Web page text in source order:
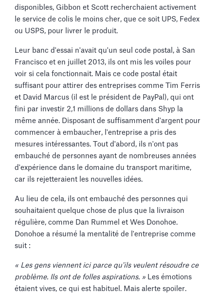
disponibles, Gibbon et Scott recherchaient activement
le service de colis le moins cher, que ce soit UPS, Fedex
ou USPS, pour livrer le produit.
Leur banc d'essai n'avait qu'un seul code postal, à San
Francisco et en juillet 2013, ils ont mis les voiles pour
voir si cela fonctionnait. Mais ce code postal était
suffisant pour attirer des entreprises comme Tim Ferris
et David Marcus (il est le président de PayPal), qui ont
fini par investir 2,1 millions de dollars dans Shyp la
même année. Disposant de suffisamment d'argent pour
commencer à embaucher, l'entreprise a pris des
mesures intéressantes. Tout d'abord, ils n'ont pas
embauché de personnes ayant de nombreuses années
d'expérience dans le domaine du transport maritime,
car ils rejetteraient les nouvelles idées.
Au lieu de cela, ils ont embauché des personnes qui
souhaitaient quelque chose de plus que la livraison
régulière, comme Dan Rummel et Wes Donohoe.
Donohoe a résumé la mentalité de l'entreprise comme
suit :
« Les gens viennent ici parce qu'ils veulent résoudre ce
problème. Ils ont de folles aspirations. » Les émotions
étaient vives, ce qui est habituel. Mais alerte spoiler.